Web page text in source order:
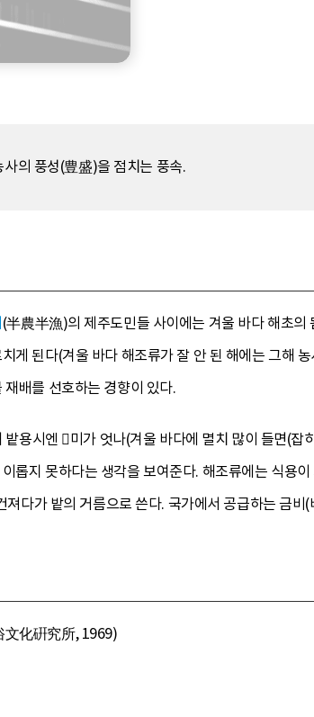
의 풍성(豊盛)을 점치는 풍속.
(半農半漁)의 제주도민들 사이에는 겨울 바다 해초
게 된다(겨울 바다 해조류가 잘 안 된 해에는 그해
배를 선호하는 경향이 있다.
용시엔 미가 엇나(겨울 바다에 멸치 많이 들면(
롭지 못하다는 생각을 보여준다. 해조류에는 식용
다가 밭의 거름으로 쓴다. 국가에서 공급하는 금비
化硏究所, 1969)